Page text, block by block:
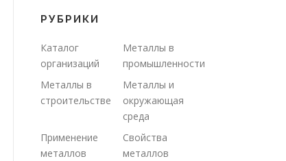
РУБРИКИ
Каталог
организаций
Металлы в
промышленности
Металлы в
строительстве
Металлы и
окружающая
среда
Применение
металлов
Свойства
металлов